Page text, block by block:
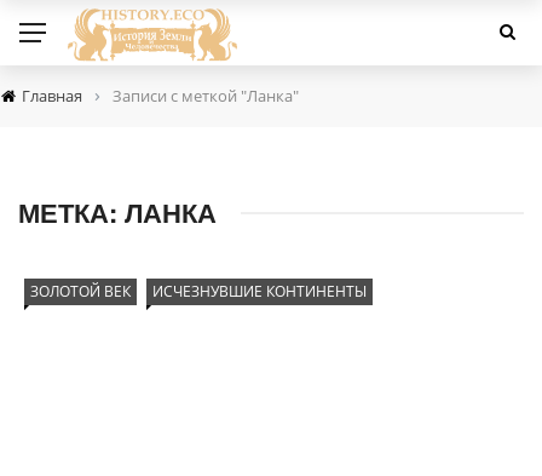
Главная › Записи с меткой "Ланка"
МЕТКА: ЛАНКА
ЗОЛОТОЙ ВЕК ИСЧЕЗНУВШИЕ КОНТИНЕНТЫ